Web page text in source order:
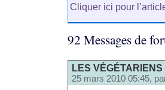
Cliquer ici pour
92 Messages de
LES
25 mars 2010 05:45,